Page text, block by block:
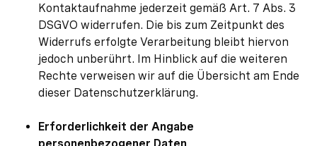
Kontaktaufnahme jederzeit gemäß Art. 7 Abs. 3
DSGVO widerrufen. Die bis zum Zeitpunkt des
Widerrufs erfolgte Verarbeitung bleibt hiervon
jedoch unberührt. Im Hinblick auf die weiteren
Rechte verweisen wir auf die Übersicht am Ende
dieser Datenschutzerklärung.
Erforderlichkeit der Angabe